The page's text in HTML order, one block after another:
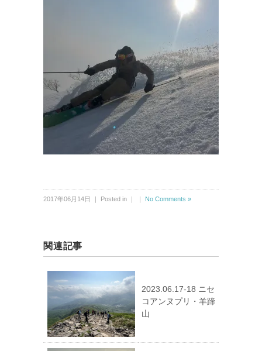
2017年06月14日 ｜ Posted in ｜ ｜ No Comments »
関連記事
2023.06.17-18 ニセ
コアンヌプリ・羊蹄
山